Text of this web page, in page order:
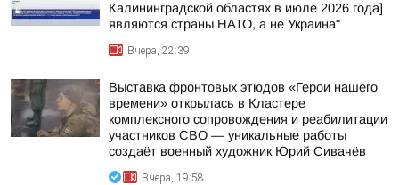
Калининградской областях в июле 2026 года]
являются страны НАТО, а не Украина"
Вчера, 22:39
Выставка фронтовых этюдов «Герои нашего
времени» открылась в Кластере
комплексного сопровождения и реабилитации
участников СВО — уникальные работы
создаёт военный художник Юрий Сивачёв
Вчера, 19:58